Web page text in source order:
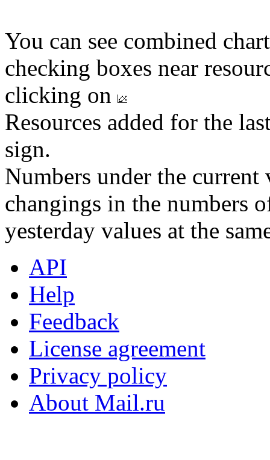
You can see combined
checking boxes near
clicking on
Resources added for the
sign.
Numbers under the
changings in the numbers
yesterday values at the
API
Help
Feedback
License agreement
Privacy policy
About Mail.ru